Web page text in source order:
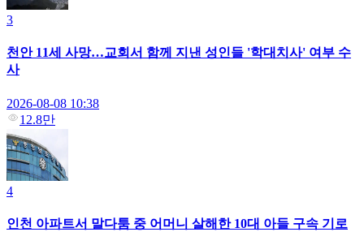
3
천안 11세 사망…교회서 함께 지낸 성인들 '학대치사' 여부 수
사
2026-08-08 10:38
12.8만
4
인천 아파트서 말다툼 중 어머니 살해한 10대 아들 구속 기로